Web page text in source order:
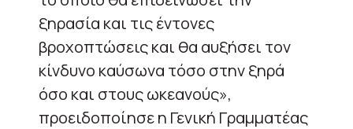
ξηρασία και τις έντονες
βροχοπτώσεις και θα αυξήσει τον
κίνδυνο καύσωνα τόσο στην ξηρά
όσο και στους ωκεανούς»,
προειδοποίησε η Γενική Γραμματέας